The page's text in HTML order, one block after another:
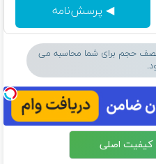
◀ پرسش‌نامه
نصف حجم برای شما محاسبه می
کیفیت اصلی